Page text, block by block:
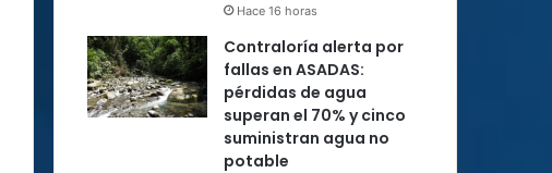
Hace 16 horas
Contraloría alerta por
fallas en ASADAS:
pérdidas de agua
superan el 70% y cinco
suministran agua no
potable